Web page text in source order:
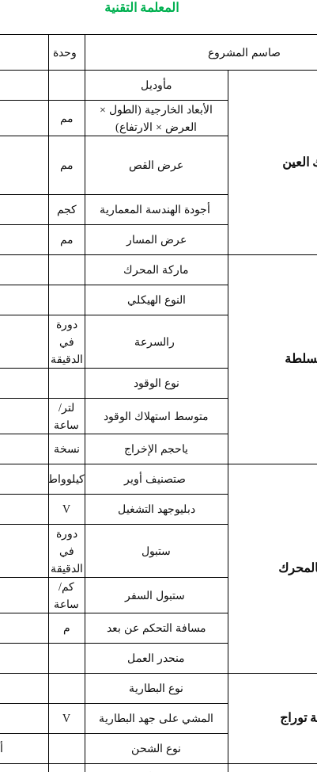
المعلمة التقنية
صاسم المشروع وحدة
مأوديل
الأبعاد الخارجية (الطول ×
العرض × الارتفاع)
مم
عرض القص مم
جودة الهندسة المعمارية كجم
عرض المسار مم
ماركة المحرك
النوع الهيكلي
ر السرعة
دورة
في
الدقيقة
نوع الوقود
متوسط ​​استهلاك الوقود
لتر/
ساعة
ياحجم الإخراج نسخة
صتصنيف أوير كيلوواط
دبليوجهد التشغيل V
ستبول
دورة
في
الدقيقة
ستبول السفر
كم/
ساعة
مسافة التحكم عن بعد م
منحدر العمل
توراج
نوع البطارية
المشي على جهد البطارية V
نوع الشحن